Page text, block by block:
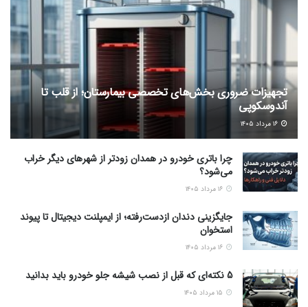
تجهیزات ضروری بخش‌های تخصصی بیمارستان؛ از قلب تا
آندوسکوپی
چرا باتری خودرو در همدان زودتر از شهرهای دیگر خراب
می‌شود؟
جایگزینی دندان ازدست‌رفته؛ از ایمپلنت دیجیتال تا پیوند
استخوان
5 نکته‌ای که قبل از نصب شیشه جلو خودرو باید بدانید